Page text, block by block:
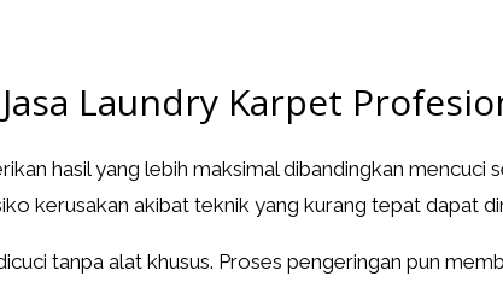
Laundry Karpet
hasil yang lebih maksimal dibandingkan mencuci
kerusakan akibat teknik yang kurang tepat dapat
tanpa alat khusus. Proses pengeringan pun